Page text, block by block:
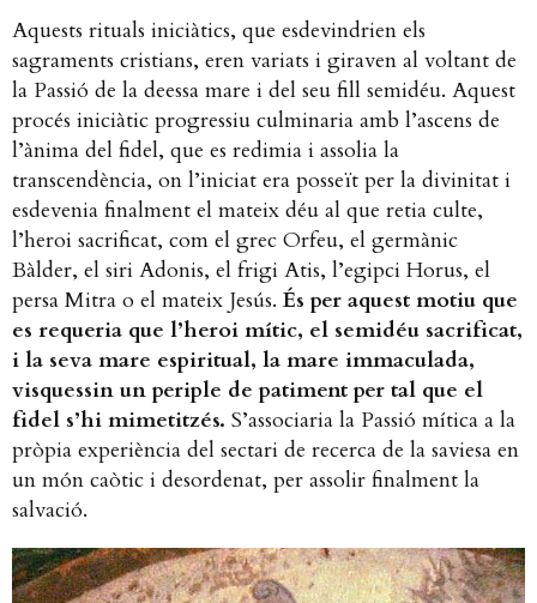
Aquests rituals iniciàtics, que esdevindrien els
sagraments cristians, eren variats i giraven al voltant de
la Passió de la deessa mare i del seu fill semidéu. Aquest
procés iniciàtic progressiu culminaria amb l’ascens de
l’ànima del fidel, que es redimia i assolia la
transcendència, on l’iniciat era posseït per la divinitat i
esdevenia finalment el mateix déu al que retia culte,
l’heroi sacrificat, com el grec Orfeu, el germànic
Bàlder, el siri Adonis, el frigi Atis, l’egipci Horus, el
persa Mitra o el mateix Jesús.És per aquest motiu que
es requeria que l’heroi mític, el semidéu sacrificat,
i la seva mare espiritual, la mare immaculada,
visquessin un periple de patiment per tal que el
fidel s’hi mimetitzés. S’associaria la Passió mítica a la
pròpia experiència del sectari de recerca de la saviesa en
un món caòtic i desordenat, per assolir finalment la
salvació.